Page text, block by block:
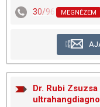
30/9634-969
MEGNÉZEM
Dr. Rubi Zsuzsa